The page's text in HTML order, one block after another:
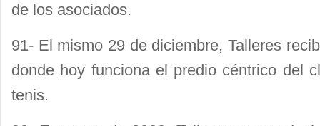
de los asociados.
91- El mismo 29 de diciembre, Talleres
donde hoy funciona el predio céntrico del
tenis.